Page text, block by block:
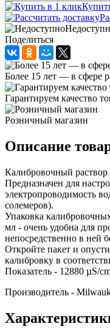
Поделиться
Более 15 лет — в сфере
Гарантируем качество
Розничный магазин
Описание
Калибровочный раствор
Предназначен для
электропроводимость
солемеров).
Упаковка
мл - очень удобна для
непосредственно в ней
Откройте пакет и
калибровку в
Показатель - 12880 µS/
Производитель -